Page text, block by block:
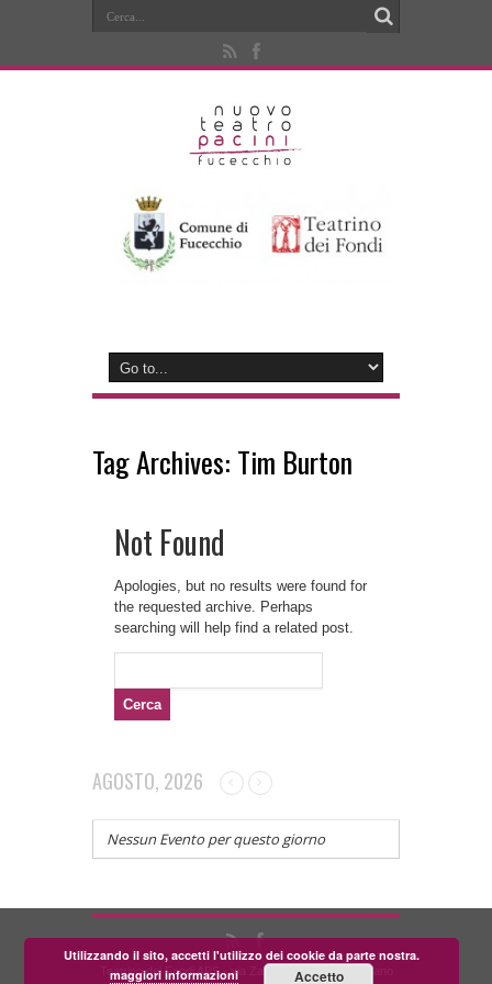
Tag Archives: Tim Burton
Not Found
Apologies, but no results were found for
the requested archive. Perhaps
searching will help find a related post.
AGOSTO, 2026
Nessun Evento per questo giorno
Teatrino dei Fondi APS - via Zara, 58 56024 Corazzano
Utilizzando il sito, accetti l'utilizzo dei cookie da parte nostra.
maggiori informazioni
Accetto